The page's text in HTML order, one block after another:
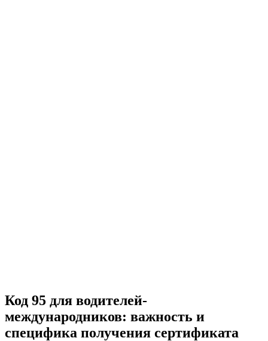
Код 95 для водителей-
международников: важность и
специфика получения сертификата